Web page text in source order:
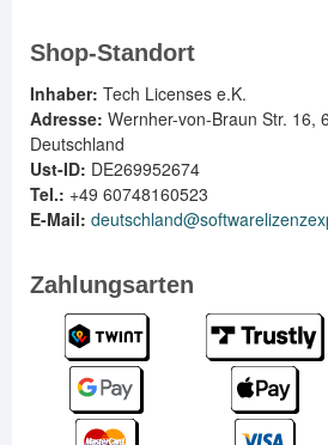
Shop-Standort
Inhaber: Tech Licenses e.K.
Adresse: Wernher-von-Braun Str. 16,
Deutschland
Ust-ID: DE269952674
Tel.: +49 60748160523
E-Mail:
Zahlungsarten